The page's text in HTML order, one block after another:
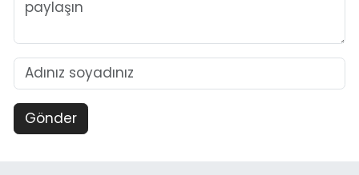
Gönder